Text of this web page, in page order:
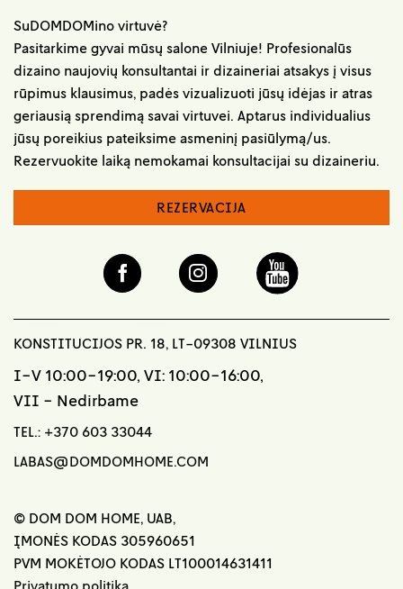
SuDOMDOMino virtuvė?
Pasitarkime gyvai mūsų salone Vilniuje! Profesionalūs
dizaino naujovių konsultantai ir dizaineriai atsakys į visus
rūpimus klausimus, padės vizualizuoti jūsų idėjas ir atras
geriausią sprendimą savai virtuvei. Aptarus individualius
jūsų poreikius pateiksime asmeninį pasiūlymą/us.
Rezervuokite laiką nemokamai konsultacijai su dizaineriu.
REZERVACIJA
KONSTITUCIJOS PR. 18, LT-09308 VILNIUS
I-V 10:00-19:00, VI: 10:00-16:00,
VII - Nedirbame
TEL.: +370 603 33044
LABAS@DOMDOMHOME.COM
© DOM DOM HOME, UAB,
ĮMONĖS KODAS 305960651
PVM MOKĖTOJO KODAS LT100014631411
Privatumo politika